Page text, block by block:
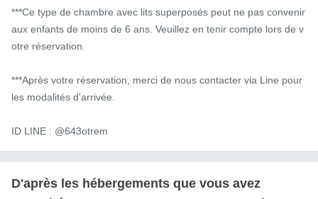
***Ce type de chambre avec lits superposés peut ne pas convenir
aux enfants de moins de 6 ans. Veuillez en tenir compte lors de v
otre réservation.
***Après votre réservation, merci de nous contacter via Line pour
les modalités d'arrivée.
ID LINE : @643otrem
D'après les hébergements que vous avez